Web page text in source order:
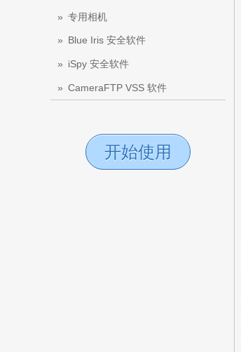
专用相机
Blue Iris 安全软件
iSpy 安全软件
CameraFTP VSS 软件
开始使用